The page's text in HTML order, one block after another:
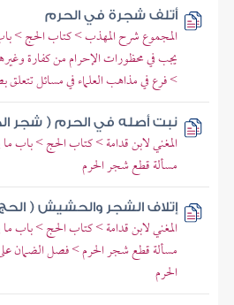
أتلف شجرة في الحرم
المجموع شرح المهذب > كتاب الحج >
يجب في محظورات الإحرام من كفارة
> فرع في مذاهب العلماء في مسائل تتعلق
نبت أصله في الحرم ( شجر
المغني لابن قدامة > كتاب الحج > باب
مسألة قطع شجر الحرم
إتلاف الشجر والحشيش (
المغني لابن قدامة > كتاب الحج > باب
مسألة قطع شجر الحرم > فصل الضمان
الحرم